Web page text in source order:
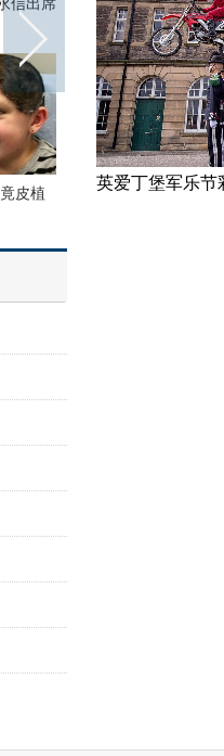
约动漫节精彩上演
队运动员
伦敦：著
英爱丁堡军乐节